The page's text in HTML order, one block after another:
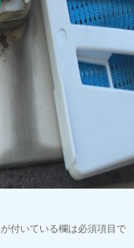
が付いている欄は必須項目で